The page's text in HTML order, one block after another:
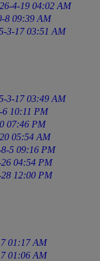
4-19 04:02 AM
8 09:39 AM
3-17 03:51 AM
3-17 03:49 AM
6 10:11 PM
07:46 PM
05:54 AM
5 09:16 PM
04:54 PM
12:00 PM
01:17 AM
01:06 AM